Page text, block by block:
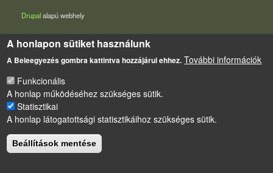
Drupalalapú webhely
A honlapon sütiket használunk
A Beleegyezés gombra kattintva hozzájárul ehhez. További információk
Funkcionális
A honlap működéséhez szükséges sütik.
Statisztikai
A honlap látogatottsági statisztikáihoz szükséges sütik.
Beállítások mentése